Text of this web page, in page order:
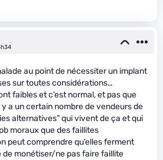
au point de nécessiter un implant
sur toutes considérations…
faibles et c’est normal, et pas que
a un certain nombre de vendeurs de
alternatives” qui vivent de ça et qui
moraux que des faillites
peut comprendre qu’elles ferment
de monétiser/ne pas faire faillite